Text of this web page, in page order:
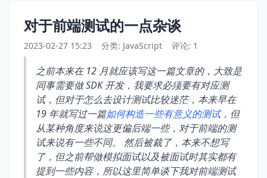
对于前端测试的一点杂谈
2023-02-27 15:23 分类: JavaScript 评论: 1
之前本来在 12 月就应该写这一篇文章的，大致是
同事需要做 SDK 开发，我要求必须要有对应测
试，但对于怎么去设计测试比较迷茫，本来早在
19 年就写过一篇如何构造一些有意义的测试，但
从某种角度来说这更偏后端一些，对于前端的测
试来说有一些不同。 然后被裁了，本来不想写
了，但之前帮做模拟面试以及被面试时其实都有
提到一些内容，所以这里简单谈下我对前端测试